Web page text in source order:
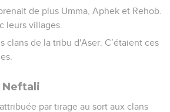
de plus Umma, Aphek et Rehob.
leurs villages.
clans de la tribu d'Aser. C’étaient ces
par tirage au sort aux clans